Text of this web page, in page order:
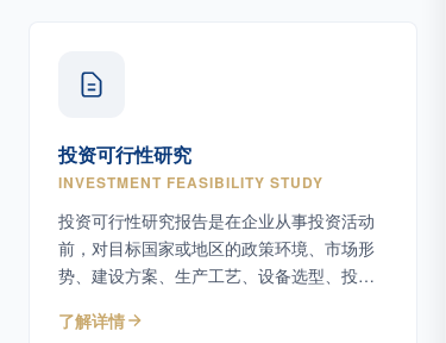
投资可行性研究
INVESTMENT FEASIBILITY STUDY
投资可行性研究报告是在企业从事投资活动
前，对目标国家或地区的政策环境、市场形
势、建设方案、生产工艺、设备选型、投资
与论证，评估项目可行性、经济效益和社会
了解详情